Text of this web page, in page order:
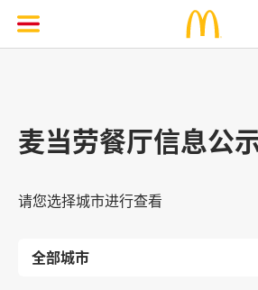
麦当劳餐厅信息公
请您选择城市进行查看